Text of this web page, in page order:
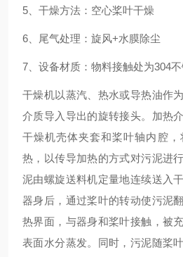
5、干燥方法：空心桨叶干燥
6、尾气处理：旋风+水膜除尘
7、设备材质：物料接触处为304
干燥机以蒸汽、热水或导热油作
介质导入导出的旋转接头。加热
干燥机壳体夹套和桨叶轴内腔
热，以传导加热的方式对污泥进
泥由螺旋送料机定量地连续送入
器身后，通过桨叶的转动使污泥
热界面，与器身和桨叶接触，被
表面水分蒸发。同时，污泥随桨